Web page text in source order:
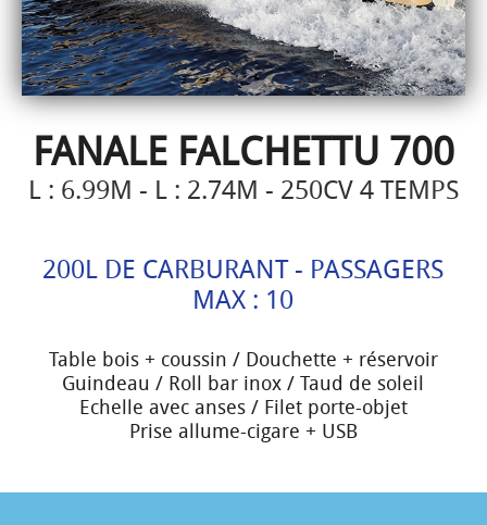
FANALE FALCHETTU 700
L : 6.99M - L : 2.74M - 250CV 4 TEMPS
200L DE CARBURANT - PASSAGERS
MAX : 10
Table bois + coussin / Douchette + réservoir
Guindeau / Roll bar inox / Taud de soleil
Echelle avec anses / Filet porte-objet
Prise allume-cigare + USB